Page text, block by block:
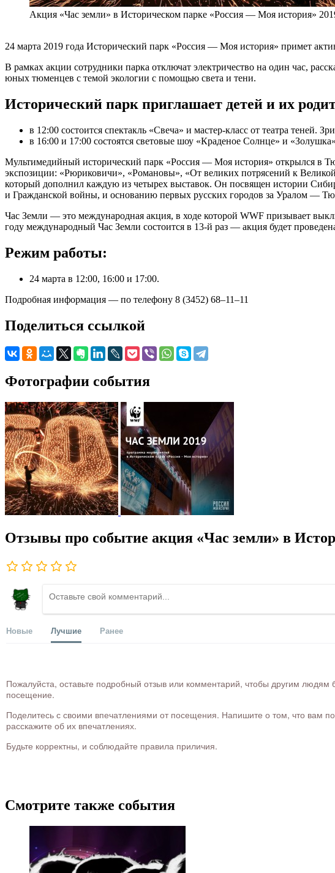
Акция «Час земли» в Историческом парке «Россия — Моя история»
24 марта 2019 года Исторический парк «Россия — Моя история» примет
В рамках акции сотрудники парка отключат электричество на один час,
юных тюменцев с темой экологии с помощью света и тени.
Исторический парк приглашает детей и их
в 12:00 состоится спектакль «Свеча» и мастер-класс от театра теней.
в 16:00 и 17:00 состоятся световые шоу «Краденое Солнце» и
Мультимедийный исторический парк «Россия — Моя история» открылся в
экспозиции: «Рюриковичи», «Романовы», «От великих потрясений к
который дополнил каждую из четырех выставок. Он посвящен истории
и Гражданской войны, и основанию первых русских городов за Уралом —
Час Земли — это международная акция, в ходе которой WWF призывает
году международный Час Земли состоится в 13-й раз — акция будет
Режим работы:
24 марта в 12:00, 16:00 и 17:00.
Подробная информация — по телефону 8 (3452) 68–11–11
Поделиться ссылкой
Фотографии события
Отзывы про событие акция «Час земли» в
Новые Лучшие Ранее
Пожалуйста, оставьте подробный отзыв или комментарий, чтобы другим
посещение.
Поделитесь с своими впечатлениями от посещения. Напишите о том, что вам
расскажите об их впечатлениях.
Будьте корректны, и соблюдайте правила приличия.
Смотрите также события